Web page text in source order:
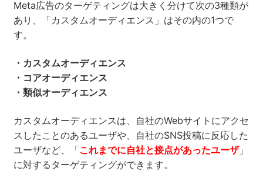
Meta広告のターゲティングは大きく分けて次の3種類が
あり、「カスタムオーディエンス」はその内の1つで
す。
・カスタムオーディエンス
・コアオーディエンス
・類似オーディエンス
カスタムオーディエンスは、自社のWebサイトにアクセ
スしたことのあるユーザや、自社のSNS投稿に反応した
ユーザなど、「これまでに自社と接点があったユーザ」
に対するターゲティングができます。